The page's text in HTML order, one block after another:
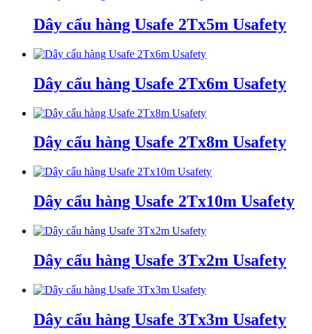
Dây cẩu hàng Usafe 2Tx5m Usafety
Dây cẩu hàng Usafe 2Tx6m Usafety
Dây cẩu hàng Usafe 2Tx8m Usafety
Dây cẩu hàng Usafe 2Tx10m Usafety
Dây cẩu hàng Usafe 3Tx2m Usafety
Dây cẩu hàng Usafe 3Tx3m Usafety